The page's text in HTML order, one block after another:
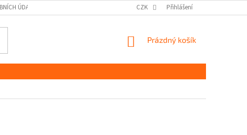
ÚDAJŮ GDPR CZK Přihlášení
NÁKUPNÍ
Prázdný košík